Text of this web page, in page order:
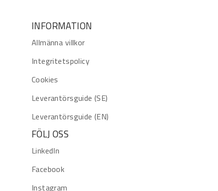
INFORMATION
Allmänna villkor
Integritetspolicy
Cookies
Leverantörsguide (SE)
Leverantörsguide (EN)
FÖLJ OSS
LinkedIn
Facebook
Instagram